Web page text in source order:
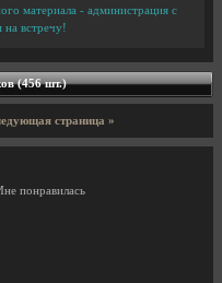
материала - администрация с
на встречу!
(456 шт.)
страница »
понравилась